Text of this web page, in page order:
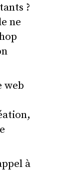
?
ne
web
à